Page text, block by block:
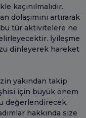
kaçınılmalıdır.
artırarak
tür aktivitelere ne
İyileşme
dinleyerek hareket
yakından takip
için büyük önem
değerlendirecek,
hakkında size